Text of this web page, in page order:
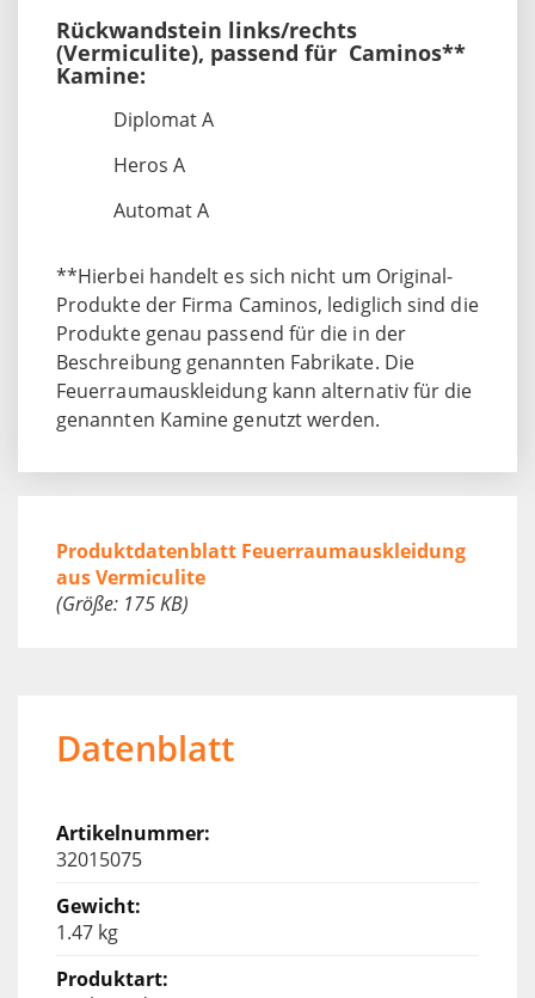
Rückwandstein links/rechts
(Vermiculite), passend für Caminos**
Kamine:
Diplomat A
Heros A
Automat A
**Hierbei handelt es sich nicht um Original-
Produkte der Firma Caminos, lediglich sind die
Produkte genau passend für die in der
Beschreibung genannten Fabrikate. Die
Feuerraumauskleidung kann alternativ für die
genannten Kamine genutzt werden.
Produktdatenblatt Feuerraumauskleidung
aus Vermiculite
(Größe: 175 KB)
Datenblatt
32015075
1.47 kg